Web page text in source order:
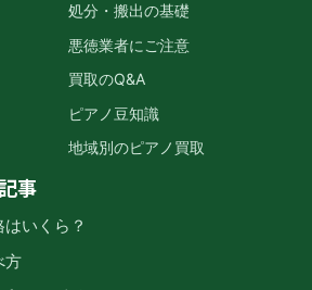
処分・搬出の基礎
悪徳業者にご注意
買取のQ&A
ピアノ豆知識
地域別のピアノ買取
事
いくら？
方